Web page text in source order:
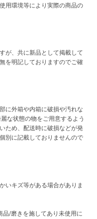
用環境等により実際の商品の
が、共に新品として掲載して
を明記しておりますのでご確
に外箱や内箱に破損や汚れな
な状態の物をご用意するよう
ため、配送時に破損などが発
別に記載しておりませんので
キズ等がある場合がありま
/磨きを施してあり未使用に